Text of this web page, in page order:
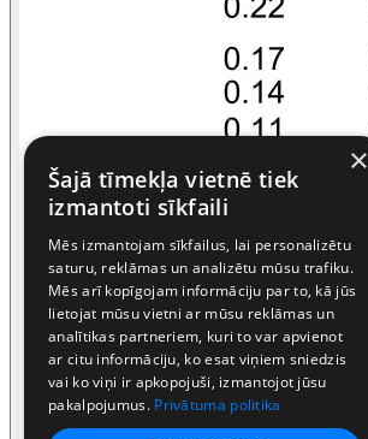
×
Šajā tīmekļa vietnē tiek
izmantoti sīkfaili
Mēs izmantojam sīkfailus, lai personalizētu
saturu, reklāmas un analizētu mūsu trafiku.
Mēs arī kopīgojam informāciju par to, kā jūs
lietojat mūsu vietni ar mūsu reklāmas un
analītikas partneriem, kuri to var apvienot
ar citu informāciju, ko esat viņiem sniedzis
vai ko viņi ir apkopojuši, izmantojot jūsu
pakalpojumus. Privātuma politika